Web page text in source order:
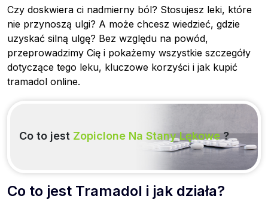
Czy doskwiera ci nadmierny ból? Stosujesz leki, które
nie przynoszą ulgi? A może chcesz wiedzieć, gdzie
uzyskać silną ulgę? Bez względu na powód,
przeprowadzimy Cię i pokażemy wszystkie szczegóły
dotyczące tego leku, kluczowe korzyści i jak kupić
tramadol online.
Co to jest Zopiclone Na Stany Lękowe?
Co to jest Tramadol i jak działa?